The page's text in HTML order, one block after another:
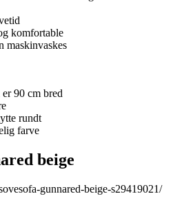
komfortable
maskinvaskes
90 cm bred
rundt
farve
beige
gunnared-beige-s29419021/